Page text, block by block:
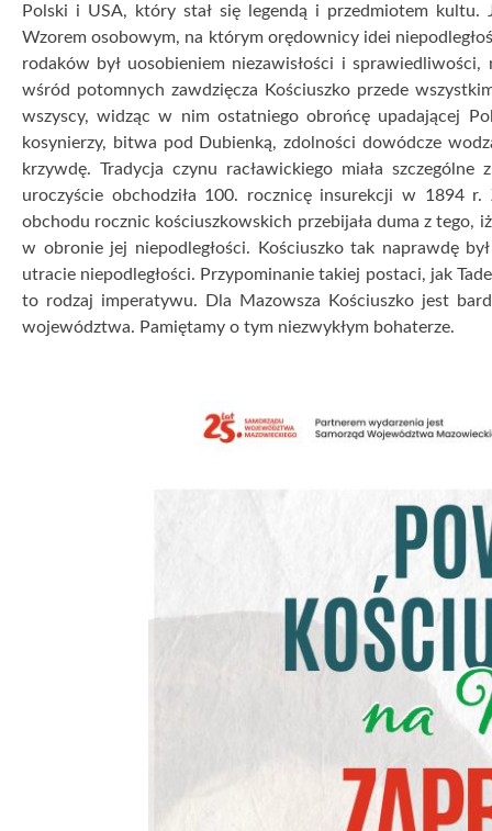
POWSTANIE KOŚCIUSZKOWSKIE NA
12 kwietnia 2024
17 kwietnia 2024 r. (środa) w Warszawie odbędzie się
w Warszawie,
Green Light Media oraz czasopismo
Zielony Sztandar.
Wzorem osobowym, na którym orędownicy idei
rodaków był uosobieniem niezawisłości i
wśród potomnych zawdzięcza Kościuszko przede
wszyscy, widząc w nim ostatniego obrońcę upadającej
kosynierzy, bitwa pod Dubienką, zdolności dowódcze
krzywdę. Tradycja czynu racławickiego miała
uroczyście obchodziła 100. rocznicę insurekcji w 1894
obchodu rocznic kościuszkowskich przebijała duma z
w obronie jej niepodległości. Kościuszko tak naprawdę
utracie niepodległości. Przypominanie takiej postaci, jak
to rodzaj imperatywu. Dla Mazowsza Kościuszko jest
województwa. Pamiętamy o tym niezwykłym bohaterze.